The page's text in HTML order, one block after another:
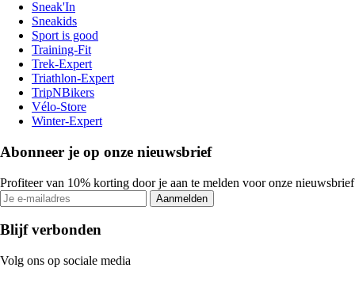
Sneak'In
Sneakids
Sport is good
Training-Fit
Trek-Expert
Triathlon-Expert
TripNBikers
Vélo-Store
Winter-Expert
Abonneer je op onze nieuwsbrief
Profiteer van 10% korting door je aan te melden voor onze nieuwsbrief
Aanmelden
Blijf verbonden
Volg ons op sociale media